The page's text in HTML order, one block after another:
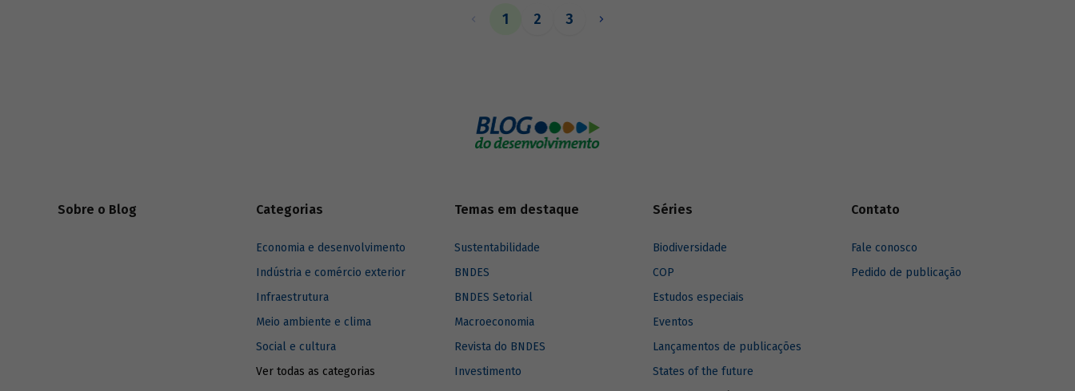
de projetos de investimento.
1 2 3
Sobre o Blog Categorias
Economia e desenvolvimento
Indústria e comércio exterior
Infraestrutura
Meio ambiente e clima
Social e cultura
Ver todas as categorias
Temas em destaque
Sustentabilidade
BNDES
BNDES Setorial
Macroeconomia
Revista do BNDES
Investimento
Séries
Biodiversidade
COP
Estudos especiais
Eventos
Lançamentos de publicações
States of the future
Contato
Fale conosco
Pedido de publicação